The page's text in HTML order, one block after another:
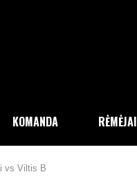
KOMANDA RĖMĖJAI
vs Viltis B